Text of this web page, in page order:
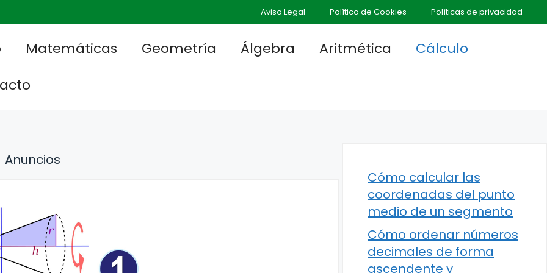
Aviso Legal Política de Cookies Políticas de privacidad
Matemáticas Geometría Álgebra Aritmética
Cálculo
Anuncios
Cómo calcular las
coordenadas del punto
medio de un segmento
Cómo ordenar números
decimales de forma
ascendente y